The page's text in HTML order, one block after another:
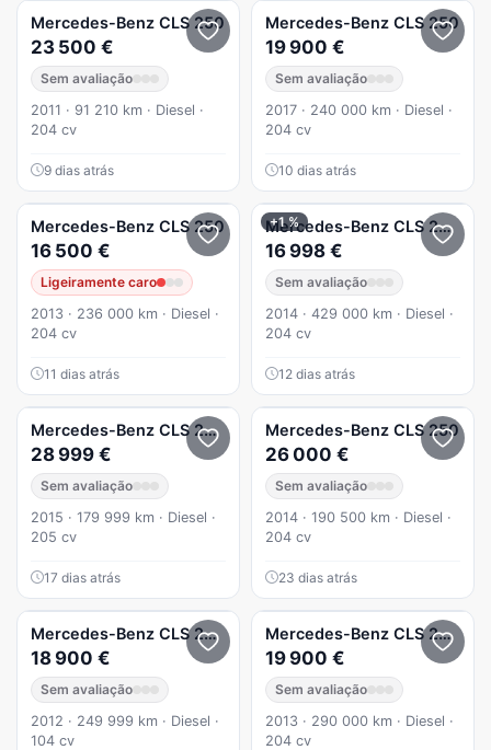
Mercedes-Benz CLS 250
23 500 €
Sem avaliação
2011 · 91 210 km · Diesel ·
204 cv
9 dias atrás
Mercedes-Benz CLS 250
19 900 €
Sem avaliação
2017 · 240 000 km · Diesel ·
204 cv
10 dias atrás
Mercedes-Benz CLS 250
16 500 €
Ligeiramente caro
2013 · 236 000 km · Diesel ·
204 cv
11 dias atrás
+1 %
Mercedes-Benz CLS 250
16 998 €
Sem avaliação
2014 · 429 000 km · Diesel ·
204 cv
12 dias atrás
Mercedes-Benz CLS 250 Avandgart cls
28 999 €
Sem avaliação
2015 · 179 999 km · Diesel ·
205 cv
17 dias atrás
Mercedes-Benz CLS 250
26 000 €
Sem avaliação
2014 · 190 500 km · Diesel ·
204 cv
23 dias atrás
Mercedes-Benz CLS 250 250
18 900 €
Sem avaliação
2012 · 249 999 km · Diesel ·
104 cv
Mercedes-Benz CLS 250
19 900 €
Sem avaliação
2013 · 290 000 km · Diesel ·
204 cv